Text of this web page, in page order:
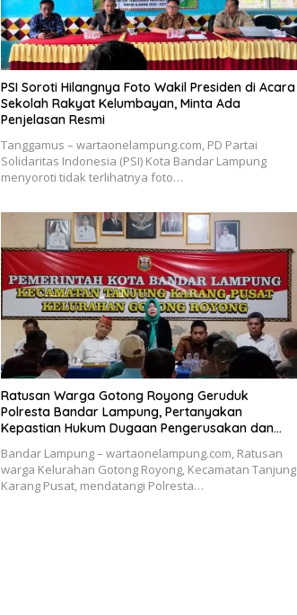
PSI Soroti Hilangnya Foto Wakil Presiden di Acara
Sekolah Rakyat Kelumbayan, Minta Ada
Penjelasan Resmi
Tanggamus – wartaonelampung.com, PD Partai
Solidaritas Indonesia (PSI) Kota Bandar Lampung
menyoroti tidak terlihatnya foto…
Ratusan Warga Gotong Royong Geruduk
Polresta Bandar Lampung, Pertanyakan
Kepastian Hukum Dugaan Pengerusakan dan
Tanah
Bandar Lampung – wartaonelampung.com, Ratusan
warga Kelurahan Gotong Royong, Kecamatan Tanjung
Karang Pusat, mendatangi Polresta…